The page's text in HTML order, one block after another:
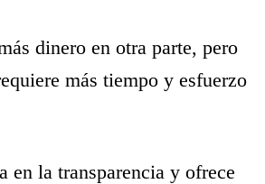
dinero en otra parte, pero
más tiempo y esfuerzo
en la transparencia y ofrece